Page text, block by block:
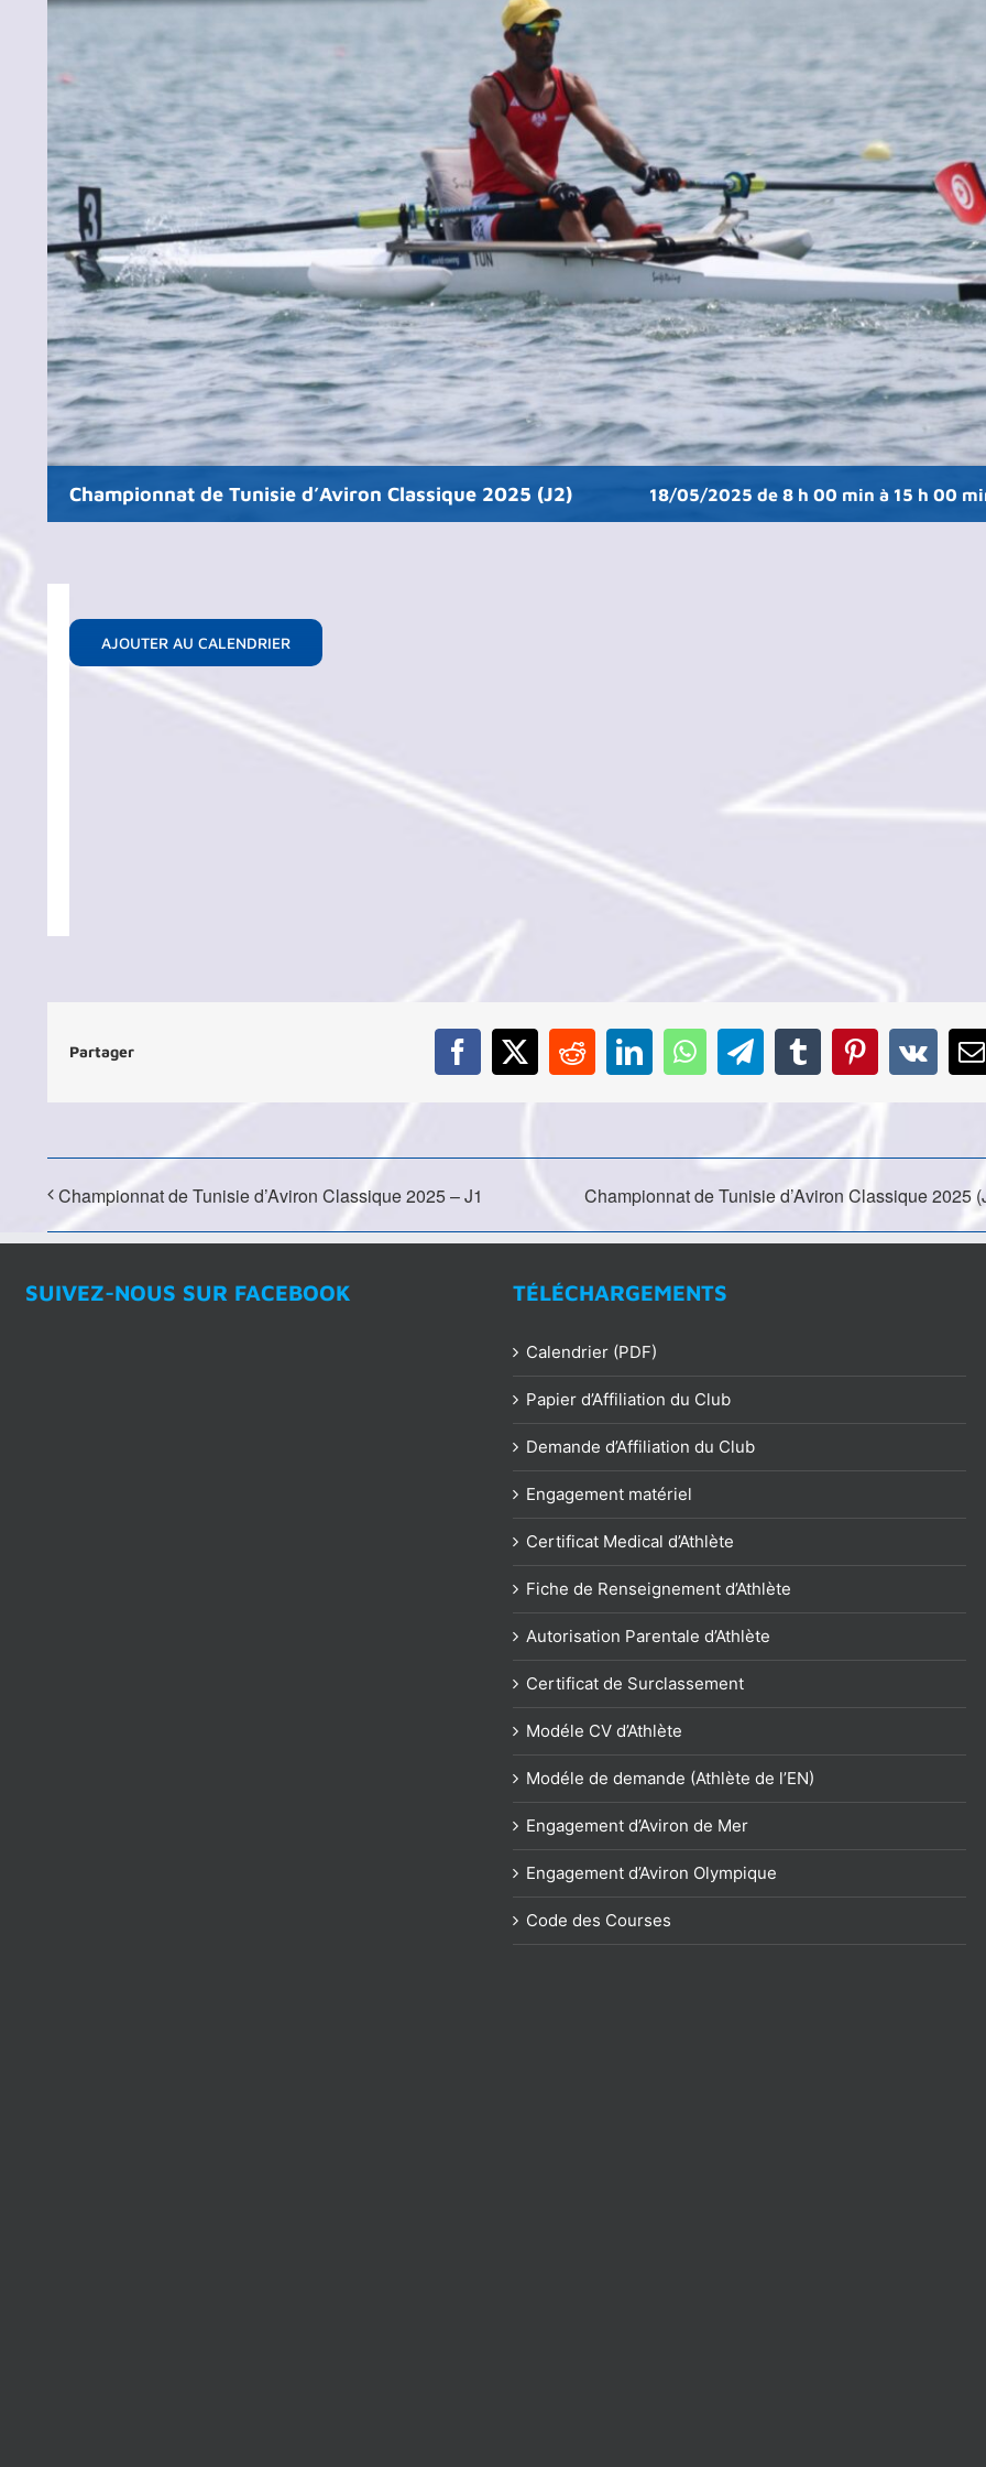
Championnat de Tunisie d’Aviron Classique 2025 (J2) 18/05/2025 de 8 h 00 min à 15 h 00
AJOUTER AU CALENDRIER
Partager Facebook
X RedditLinkedInWhatsApp
TelegramTumblrPinterest
Vk
Championnat de Tunisie d’Aviron Classique 2025 – J1 Championnat de Tunisie d’Aviron Classique 2025
SUIVEZ-NOUS SUR FACEBOOK TÉLÉCHARGEMENTS
Calendrier (PDF)
Papier d’Affiliation du Club
Demande d’Affiliation du Club
Engagement matériel
Certificat Medical d’Athlète
Fiche de Renseignement d’Athlète
Autorisation Parentale d’Athlète
Certificat de Surclassement
Modéle CV d’Athlète
Modéle de demande (Athlète de l’EN)
Engagement d’Aviron de Mer
Engagement d’Aviron Olympique
Code des Courses